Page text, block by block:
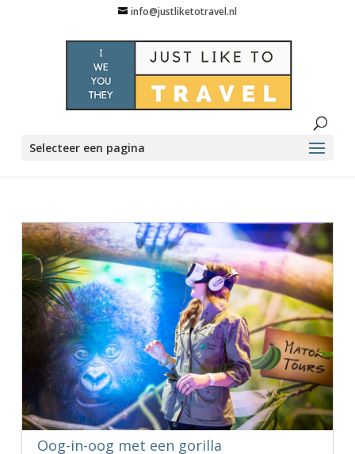
info@justliketotravel.nl
Selecteer een pagina
Oog-in-oog met een gorilla